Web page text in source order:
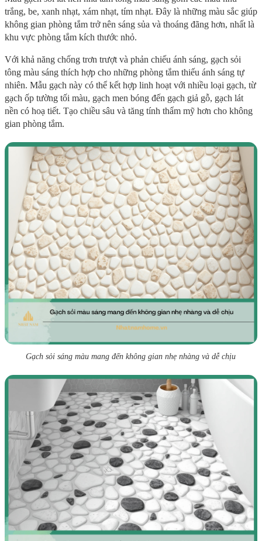
trắng, be, xanh nhạt, xám nhạt, tím nhạt. Đây là những màu sắc giúp
không gian phòng tắm trở nên sáng sủa và thoáng đãng hơn, nhất là
khu vực phòng tắm kích thước nhỏ.
Với khả năng chống trơn trượt và phản chiếu ánh sáng, gạch sỏi
tông màu sáng thích hợp cho những phòng tắm thiếu ánh sáng tự
nhiên. Mẫu gạch này có thể kết hợp linh hoạt với nhiều loại gạch, từ
gạch ốp tường tối màu, gạch men bóng đến gạch giả gỗ, gạch lát
nền có hoạ tiết. Tạo chiều sâu và tăng tính thẩm mỹ hơn cho không
gian phòng tắm.
Gạch sỏi sáng màu mang đến không gian nhẹ nhàng và dễ chịu